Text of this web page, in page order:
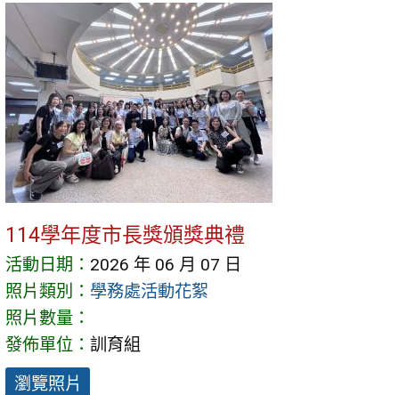
114學年度市長獎頒獎典禮
活動日期： 2026 年 06 月 07 日
照片類別： 學務處活動花絮
照片數量：
發佈單位： 訓育組
瀏覽照片